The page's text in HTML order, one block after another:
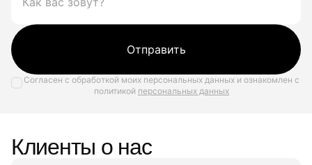
Отправить
Согласен с обработкой моих персональных данных и ознакомлен с
политикой персональных данных
Клиенты о нас